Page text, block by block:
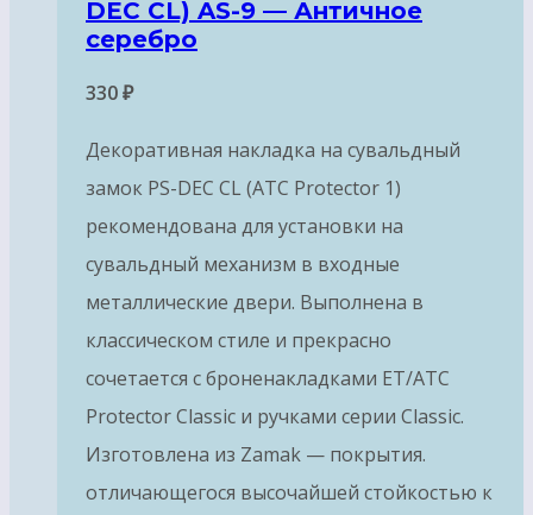
DEC CL) AS-9 — Античное
серебро
330₽
Декоративная накладка на сувальдный
замок PS-DEC CL (ATC Protector 1)
рекомендована для установки на
сувальдный механизм в входные
металлические двери. Выполнена в
классическом стиле и прекрасно
сочетается с броненакладками ET/ATC
Protector Classic и ручками серии Classic.
Изготовлена из Zamak — покрытия.
отличающегося высочайшей стойкостью к